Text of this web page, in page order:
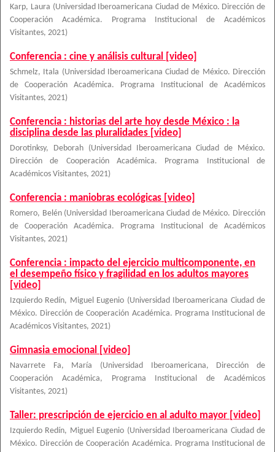
Karp, Laura (Universidad Iberoamericana Ciudad de México. Dirección de
Cooperación Académica. Programa Institucional de Académicos
Visitantes, 2021)
Conferencia : cine y análisis cultural [video]
Schmelz, Itala (Universidad Iberoamericana Ciudad de México. Dirección
de Cooperación Académica. Programa Institucional de Académicos
Visitantes, 2021)
Conferencia : historias del arte hoy desde México : la
disciplina desde las pluralidades [video]
Dorotinksy, Deborah (Universidad Iberoamericana Ciudad de México.
Dirección de Cooperación Académica. Programa Institucional de
Académicos Visitantes, 2021)
Conferencia : maniobras ecológicas [video]
Romero, Belén (Universidad Iberoamericana Ciudad de México. Dirección
de Cooperación Académica. Programa Institucional de Académicos
Visitantes, 2021)
Conferencia : impacto del ejercicio multicomponente, en
el desempeño físico y fragilidad en los adultos mayores
[video]
Izquierdo Redín, Miguel Eugenio (Universidad Iberoamericana Ciudad de
México. Dirección de Cooperación Académica. Programa Institucional de
Académicos Visitantes, 2021)
Gimnasia emocional [video]
Navarrete Fa, María (Universidad Iberoamericana, Dirección de
Cooperación Académica, Programa Institucional de Académicos
Visitantes, 2021)
Taller: prescripción de ejercicio en al adulto mayor [video]
Izquierdo Redín, Miguel Eugenio (Universidad Iberoamericana Ciudad de
México. Dirección de Cooperación Académica. Programa Institucional de